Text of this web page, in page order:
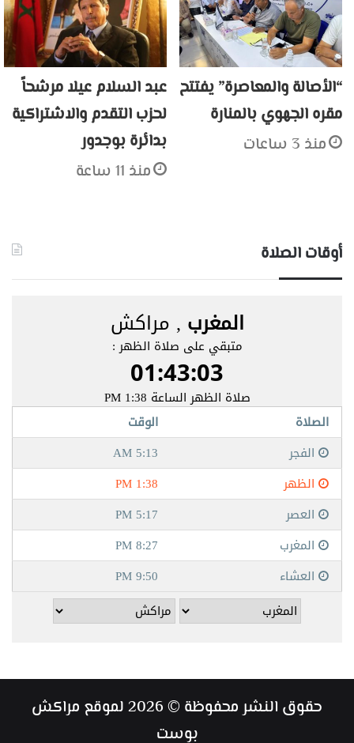
“الأصالة والمعاصرة” يفتتح
مقره الجهوي بالمنارة
منذ 3 ساعات
عبد السلام عيلا مرشحاً
لحزب التقدم والاشتراكية
بدائرة بوجدور
منذ 11 ساعة
أوقات الصلاة
حقوق النشر محفوظة © 2026 لموقع مراكش
بوست